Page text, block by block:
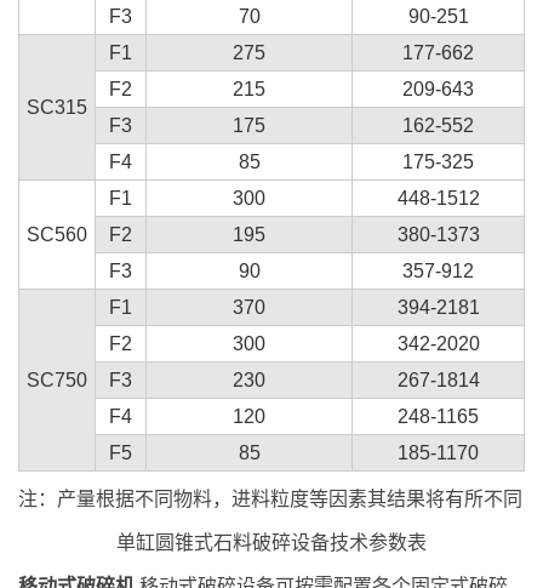
F3
70 90-251
SC315
F1 275
177-662
F2
215
209-643
F3
175
162-552
F4
85 175-325
SC560
F1 300
448-1512
F2
195
380-1373
F3
90 357-912
SC750
F1 370
394-2181
F2
300
342-2020
F3
230
267-1814
F4
120
248-1165
F5
85 185-1170
注：产量根据不同物料，进料粒度等因素其结果将有所不同
单缸圆锥式石料破碎设备技术参数表